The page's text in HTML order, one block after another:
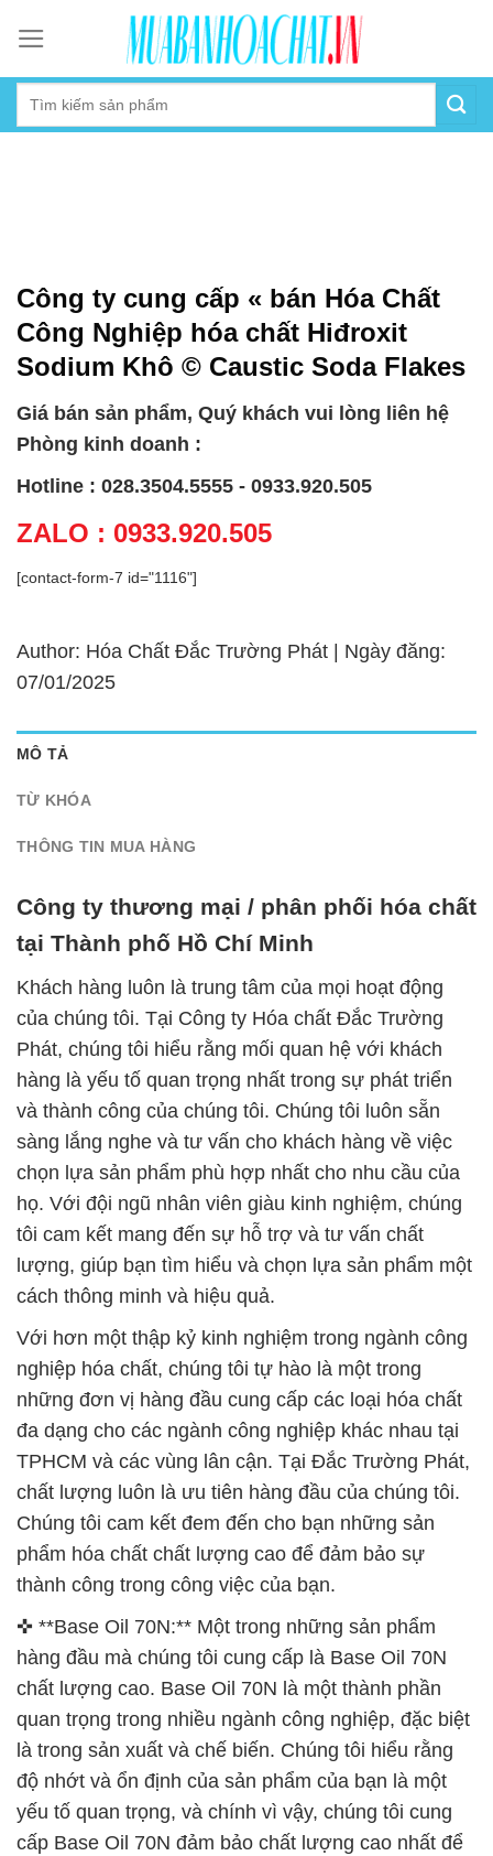
content
Công ty cung cấp « bán Hóa Chất
Công Nghiệp hóa chất Hiđroxit
Sodium Khô © Caustic Soda Flakes
Giá bán sản phẩm, Quý khách vui lòng liên hệ
Phòng kinh doanh :
Hotline : 028.3504.5555 - 0933.920.505
ZALO : 0933.920.505
[contact-form-7 id="1116"]
Author: Hóa Chất Đắc Trường Phát | Ngày đăng:
07/01/2025
MÔ TẢ
TỪ KHÓA
THÔNG TIN MUA HÀNG
Công ty thương mại / phân phối hóa chất
tại Thành phố Hồ Chí Minh
Khách hàng luôn là trung tâm của mọi hoạt động
của chúng tôi. Tại Công ty Hóa chất Đắc Trường
Phát, chúng tôi hiểu rằng mối quan hệ với khách
hàng là yếu tố quan trọng nhất trong sự phát triển
và thành công của chúng tôi. Chúng tôi luôn sẵn
sàng lắng nghe và tư vấn cho khách hàng về việc
chọn lựa sản phẩm phù hợp nhất cho nhu cầu của
họ. Với đội ngũ nhân viên giàu kinh nghiệm, chúng
tôi cam kết mang đến sự hỗ trợ và tư vấn chất
lượng, giúp bạn tìm hiểu và chọn lựa sản phẩm một
cách thông minh và hiệu quả.
Với hơn một thập kỷ kinh nghiệm trong ngành công
nghiệp hóa chất, chúng tôi tự hào là một trong
những đơn vị hàng đầu cung cấp các loại hóa chất
đa dạng cho các ngành công nghiệp khác nhau tại
TPHCM và các vùng lân cận. Tại Đắc Trường Phát,
chất lượng luôn là ưu tiên hàng đầu của chúng tôi.
Chúng tôi cam kết đem đến cho bạn những sản
phẩm hóa chất chất lượng cao để đảm bảo sự
thành công trong công việc của bạn.
✜ **Base Oil 70N:** Một trong những sản phẩm
hàng đầu mà chúng tôi cung cấp là Base Oil 70N
chất lượng cao. Base Oil 70N là một thành phần
quan trọng trong nhiều ngành công nghiệp, đặc biệt
là trong sản xuất và chế biến. Chúng tôi hiểu rằng
độ nhớt và ổn định của sản phẩm của bạn là một
yếu tố quan trọng, và chính vì vậy, chúng tôi cung
cấp Base Oil 70N đảm bảo chất lượng cao nhất để